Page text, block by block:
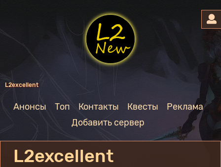
L2excellent
Анонсы Топ Контакты Квесты
Реклама
Добавить сервер
L2excellent